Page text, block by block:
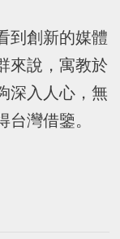
到創新的媒體
來說，寓教於
深入人心，無
灣借鑒。